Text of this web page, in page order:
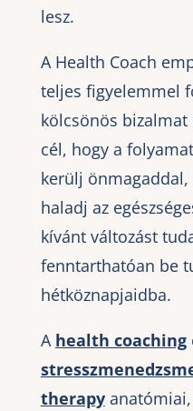
lesz.
A Health Coach
teljes figyelemmel
kölcsönös bizalmat
cél, hogy a
kerülj
haladj az
kívánt változást
fenntarthatóan be
hétköznapjaidba.
A health coaching
therapyanatómiai,